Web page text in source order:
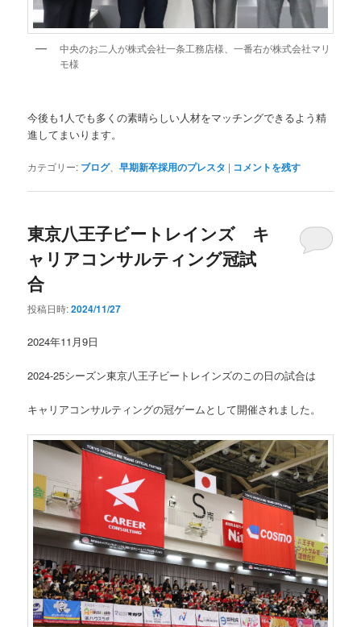
中央のお二人が株式会社一条工務店様、一番右が株式会社マリ
モ様
今後も1人でも多くの素晴らしい人材をマッチングできるよう精
進してまいります。
カテゴリー: ブログ、早期新卒採用のプレスタ | コメントを残す
東京八王子ビートレインズ キ
ャリアコンサルティング冠試
合
投稿日時:2024/11/27
2024年11月9日
2024-25シーズン東京八王子ビートレインズのこの日の試合は
キャリアコンサルティングの冠ゲームとして開催されました。